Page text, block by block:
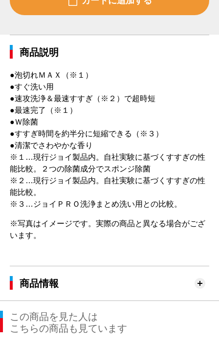
商品説明
●泡切れＭＡＸ（※１）
●すぐ洗い用
●速攻洗浄＆最速すすぎ（※２）で超時短
●最速完了（※１）
●Ｗ除菌
●すすぎ時間を約半分に短縮できる（※３）
●清潔でさわやかな香り
※１…現行ジョイ製品内。自社実験に基づくすすぎの性
能比較。２つの除菌成分でスポンジ除菌
※２…現行ジョイ製品内。自社実験に基づくすすぎの性
能比較。
※３…ジョイＰＲＯ洗浄まとめ洗い用との比較。
※写真はイメージです。実際の商品と異なる場合がござ
います。
商品情報
この商品を見た人は
こちらの商品も見ています